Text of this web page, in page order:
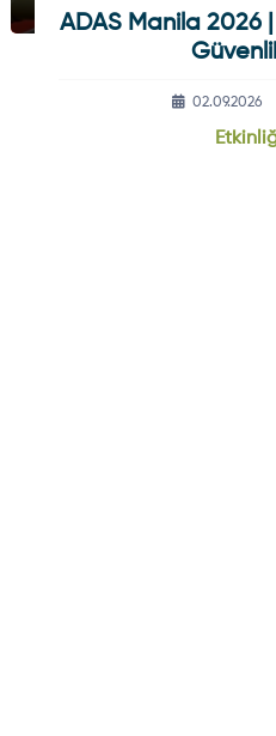
ADAS Manila 2026
02.09.2026